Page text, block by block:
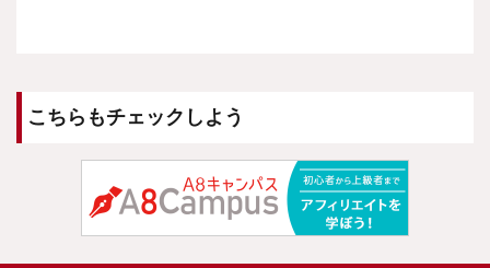
こちらもチェックしよう